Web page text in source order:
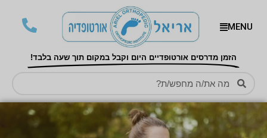
MENU
הזמן מדרסים אורטופדיים היום וקבל במקום תוך שעה בלבד!